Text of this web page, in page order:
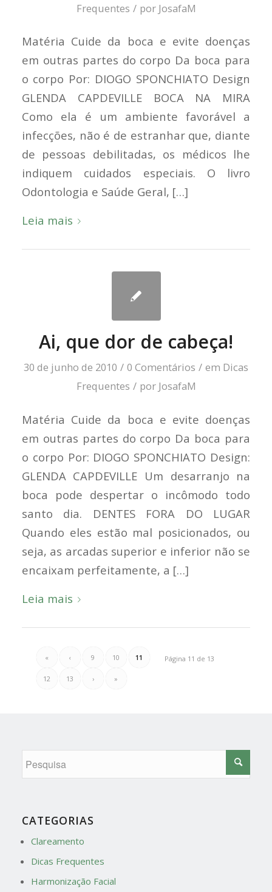
Frequentes / por JosafaM
Matéria Cuide da boca e evite doenças
em outras partes do corpo Da boca para
o corpo Por: DIOGO SPONCHIATO Design
GLENDA CAPDEVILLE BOCA NA MIRA
Como ela é um ambiente favorável a
infecções, não é de estranhar que, diante
de pessoas debilitadas, os médicos lhe
indiquem cuidados especiais. O livro
Odontologia e Saúde Geral, […]
Leia mais
Ai, que dor de cabeça!
30 de junho de 2010 / 0 Comentários / em Dicas
Frequentes / por JosafaM
Matéria Cuide da boca e evite doenças
em outras partes do corpo Da boca para
o corpo Por: DIOGO SPONCHIATO Design:
GLENDA CAPDEVILLE Um desarranjo na
boca pode despertar o incômodo todo
santo dia. DENTES FORA DO LUGAR
Quando eles estão mal posicionados, ou
seja, as arcadas superior e inferior não se
encaixam perfeitamente, a […]
Leia mais
Página 11 de 13
« ‹ 9 10 11
12 13 › »
CATEGORIAS
Clareamento
Dicas Frequentes
Harmonização Facial